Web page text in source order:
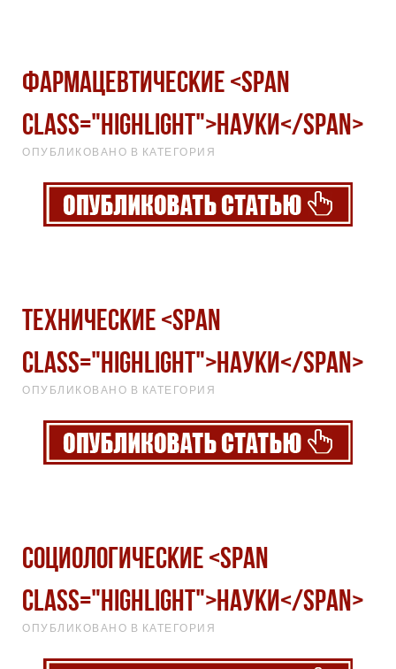
Фармацевтические <span
class="highlight">науки</span>
ОПУБЛИКОВАНО В КАТЕГОРИЯ
Технические <span
class="highlight">науки</span>
ОПУБЛИКОВАНО В КАТЕГОРИЯ
Социологические <span
class="highlight">науки</span>
ОПУБЛИКОВАНО В КАТЕГОРИЯ